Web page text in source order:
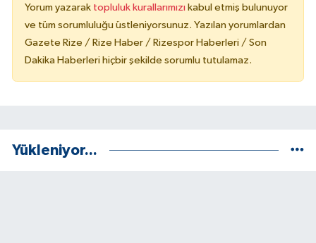
Yorum yazarak topluluk kurallarımızı kabul etmiş bulunuyor
ve tüm sorumluluğu üstleniyorsunuz. Yazılan yorumlardan
Gazete Rize / Rize Haber / Rizespor Haberleri / Son
Dakika Haberleri hiçbir şekilde sorumlu tutulamaz.
Yükleniyor...